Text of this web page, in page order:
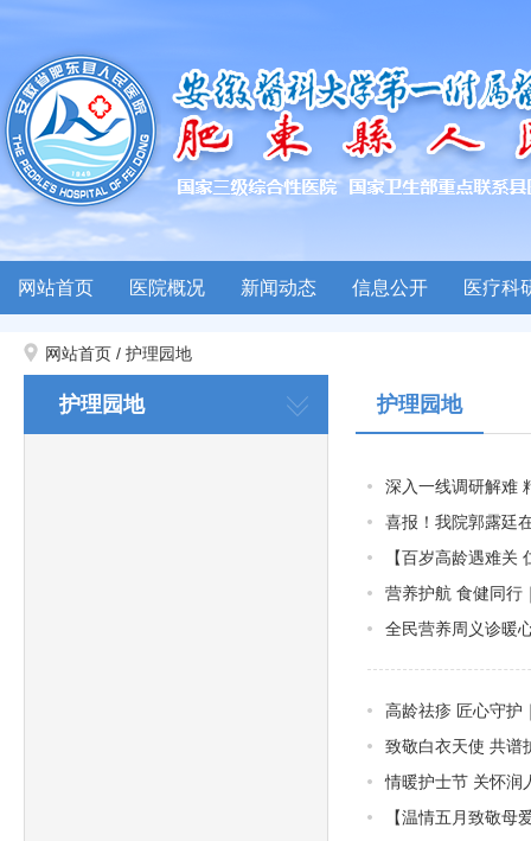
网站首页 医院概况 新闻动态 信息公开 医疗科
网站首页 / 护理园地
护理园地 护理园地
深入一线调研解难
喜报！我院郭露廷
【百岁高龄遇难
营养护航 食健同行
全民营养周义诊暖
高龄祛疹 匠心守护
致敬白衣天使 共谱
情暖护士节 关怀润
【温情五月致敬母